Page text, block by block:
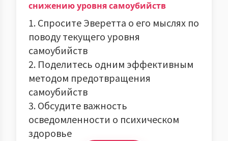
снижению уровня самоубийств
1. Спросите Эверетта о его мыслях по
поводу текущего уровня
самоубийств
2. Поделитесь одним эффективным
методом предотвращения
самоубийств
3. Обсудите важность
осведомленности о психическом
здоровье